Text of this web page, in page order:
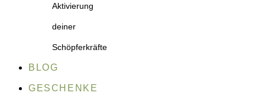
Aktivierung
deiner
Schöpferkräfte
BLOG
GESCHENKE